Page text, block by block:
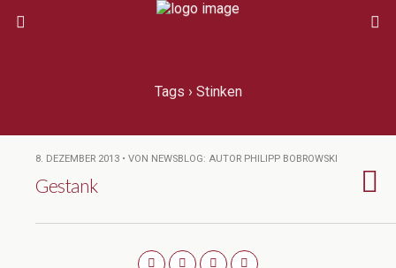
Tags › Stinken
8. DEZEMBER 2013 • VON NEWSBLOG: AUTOR PHILIPP BOBROWSKI
Gestank